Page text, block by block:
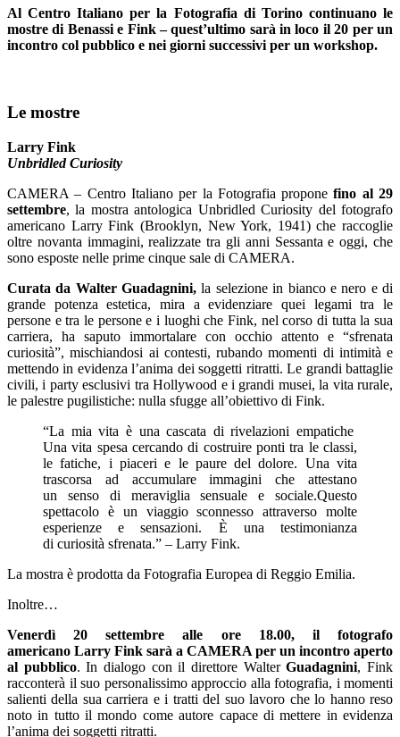
Al Centro Italiano per la Fotografia di Torino continuano le
mostre di Benassi e Fink – quest’ultimo sarà in loco il 20 per un
incontro col pubblico e nei giorni successivi per un workshop.
Le mostre
Larry Fink
Unbridled Curiosity
CAMERA – Centro Italiano per la Fotografia proponefino al 29
settembre, la mostra antologica Unbridled Curiosity del fotografo
americano Larry Fink (Brooklyn, New York, 1941) che raccoglie
oltre novanta immagini, realizzate tra gli anni Sessanta e oggi, che
sono esposte nelle prime cinque sale di CAMERA.
Curata da Walter Guadagnini, la selezione in bianco e nero e di
grande potenza estetica, mira a evidenziare quei legami tra le
persone e tra le persone e i luoghi che Fink, nel corso di tutta la sua
carriera, ha saputo immortalare con occhio attento e “sfrenata
curiosità”, mischiandosi ai contesti, rubando momenti di intimità e
mettendo in evidenza l’anima dei soggetti ritratti. Le grandi battaglie
civili, i party esclusivi tra Hollywood e i grandi musei, la vita rurale,
le palestre pugilistiche: nulla sfugge all’obiettivo di Fink.
“La mia vita è una cascata di rivelazioni empatiche
Una vita spesa cercando di costruire ponti tra le classi,
le fatiche, i piaceri e le paure del dolore. Una vita
trascorsa ad accumulare immagini che attestano
un senso di meraviglia sensuale e sociale.Questo
spettacolo è un viaggio sconnesso attraverso molte
esperienze e sensazioni. È una testimonianza
di curiosità sfrenata.” – Larry Fink.
La mostra è prodotta da Fotografia Europea di Reggio Emilia.
Inoltre…
Venerdì 20 settembre alle ore 18.00, il fotografo
americano Larry Fink sarà a CAMERA per un incontro aperto
al pubblico. In dialogo con il direttore WalterGuadagnini, Fink
racconterà il suo personalissimo approccio alla fotografia, i momenti
salienti della sua carriera e i tratti del suo lavoro che lo hanno reso
noto in tutto il mondo come autore capace di mettere in evidenza
l’anima dei soggetti ritratti.